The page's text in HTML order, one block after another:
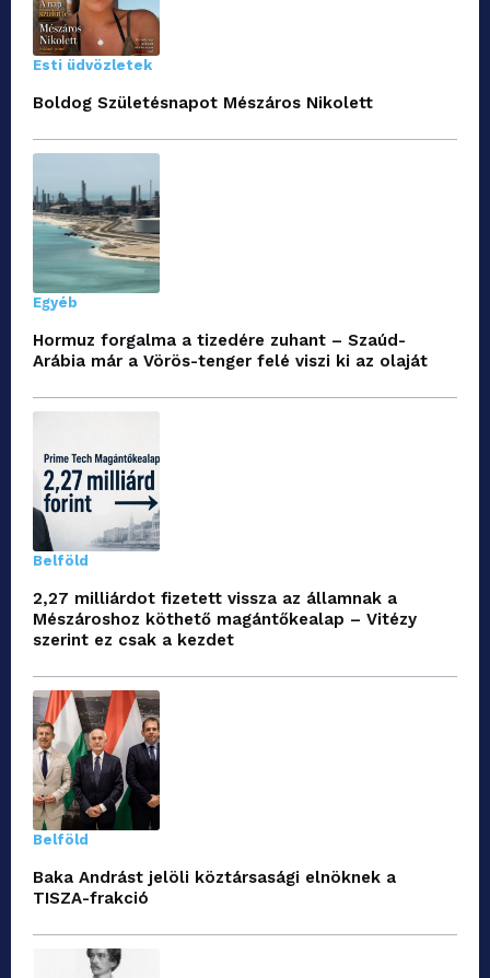
Esti üdvözletek
Boldog Születésnapot Mészáros Nikolett
Egyéb
Hormuz forgalma a tizedére zuhant – Szaúd-
Arábia már a Vörös-tenger felé viszi ki az olaját
Belföld
2,27 milliárdot fizetett vissza az államnak a
Mészároshoz köthető magántőkealap – Vitézy
szerint ez csak a kezdet
Belföld
Baka Andrást jelöli köztársasági elnöknek a
TISZA-frakció